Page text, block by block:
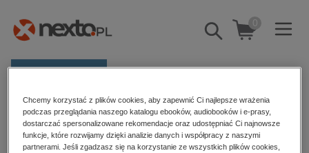
Pokaż/schowaj
wyszukiwarkę
0
Kategorie
Zobacz wszystkie E-prasa
Strona główna Dirk Kaesler
Chcemy korzystać z plików cookies, aby zapewnić Ci najlepsze wrażenia
podczas przeglądania naszego katalogu ebooków, audiobooków i e-prasy,
dostarczać spersonalizowane rekomendacje oraz udostępniać Ci najnowsze
funkcje, które rozwijamy dzięki analizie danych i współpracy z naszymi
partnerami. Jeśli zgadzasz się na korzystanie ze wszystkich plików cookies,